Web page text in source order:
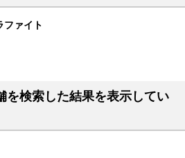
ァイト
を検索した結果を表示してい